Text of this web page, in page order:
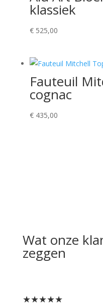
klassiek
€525,00
Fauteuil
cognac
€435,00
Wat onze
zeggen
★★★★★